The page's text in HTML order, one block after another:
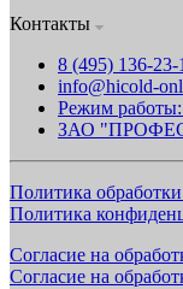
Контакты
8 (495) 136-23-
info@hicold-
Режим
ЗАО
Политика
Политика
Согласие на
Согласие на